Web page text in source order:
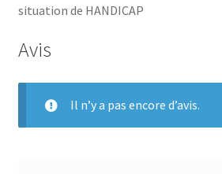
situation de HANDICAP
Avis
Il n’y a pas encore d’avis.